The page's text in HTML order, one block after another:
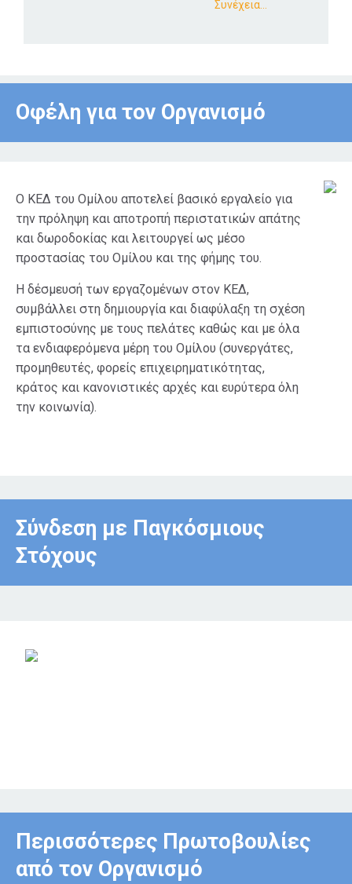
Συνέχεια…
Οφέλη για τον Οργανισμό
Ο ΚΕΔ του Ομίλου αποτελεί βασικό εργαλείο για
την πρόληψη και αποτροπή περιστατικών απάτης
και δωροδοκίας και λειτουργεί ως μέσο
προστασίας του Ομίλου και της φήμης του.
Η δέσμευσή των εργαζομένων στον ΚΕΔ,
συμβάλλει στη δημιουργία και διαφύλαξη τη σχέση
εμπιστοσύνης με τους πελάτες καθώς και με όλα
τα ενδιαφερόμενα μέρη του Ομίλου (συνεργάτες,
προμηθευτές, φορείς επιχειρηματικότητας,
κράτος και κανονιστικές αρχές και ευρύτερα όλη
την κοινωνία).
Σύνδεση με Παγκόσμιους
Στόχους
Περισσότερες Πρωτοβουλίες
από τον Οργανισμό